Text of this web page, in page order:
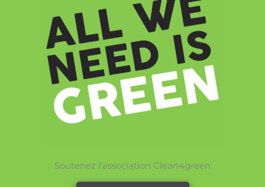
Soutenez l'association Clean4green